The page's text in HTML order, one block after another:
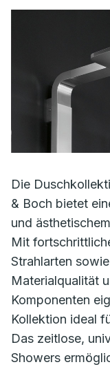
Die
& Boch bietet
und
Mit
Strahlarten
Materialqualität
Komponenten
Kollektion ideal
Das zeitlose,
Showers